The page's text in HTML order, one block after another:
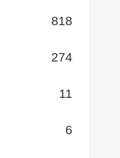
818
274
11
6